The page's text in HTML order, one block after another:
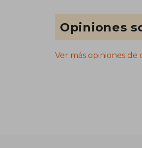
Opiniones
Ver más opiniones de